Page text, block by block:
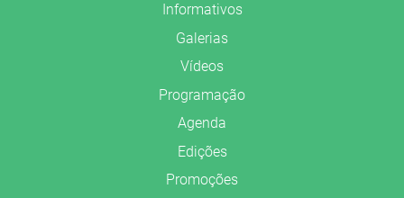
Informativos
Galerias
Vídeos
Programação
Agenda
Edições
Promoções